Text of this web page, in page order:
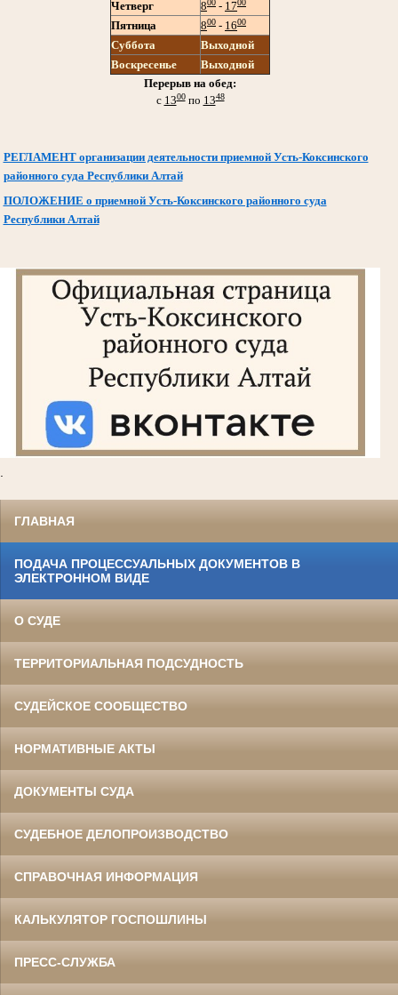
Четверг 8 - 17
Пятница 800 - 1600
Суббота
Выходной
Воскресенье
Выходной
Перерыв на обед:
с 1300по 1348
РЕГЛАМЕНТ организации деятельности приемной Усть-Коксинского
районного суда Республики Алтай
ПОЛОЖЕНИЕ о приемной Усть-Коксинского районного суда
Республики Алтай
.
ГЛАВНАЯ
ПОДАЧА ПРОЦЕССУАЛЬНЫХ ДОКУМЕНТОВ В
ЭЛЕКТРОННОМ ВИДЕ
О СУДЕ
ТЕРРИТОРИАЛЬНАЯ ПОДСУДНОСТЬ
СУДЕЙСКОЕ СООБЩЕСТВО
НОРМАТИВНЫЕ АКТЫ
ДОКУМЕНТЫ СУДА
СУДЕБНОЕ ДЕЛОПРОИЗВОДСТВО
СПРАВОЧНАЯ ИНФОРМАЦИЯ
КАЛЬКУЛЯТОР ГОСПОШЛИНЫ
ПРЕСС-СЛУЖБА